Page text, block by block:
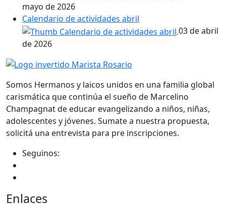
mayo de 2026
Calendario de actividades abril
03 de abril
de 2026
Somos Hermanos y laicos unidos en una familia global
carismática que continúa el sueño de Marcelino
Champagnat de educar evangelizando a niños, niñas,
adolescentes y jóvenes. Sumate a nuestra propuesta,
solicitá una entrevista para pre inscripciones.
Seguinos:
Enlaces